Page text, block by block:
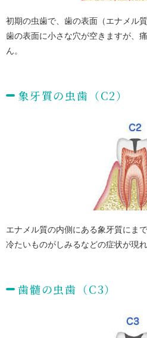
初期の虫歯で、歯の表面（エナメル
歯の表面に小さな穴が空きますが、
ん。
象牙質の虫歯（C2）
エナメル質の内側にある象牙質にま
冷たいものがしみるなどの症状が現
歯髄の虫歯（C3）